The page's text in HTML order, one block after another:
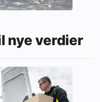
nye verdier